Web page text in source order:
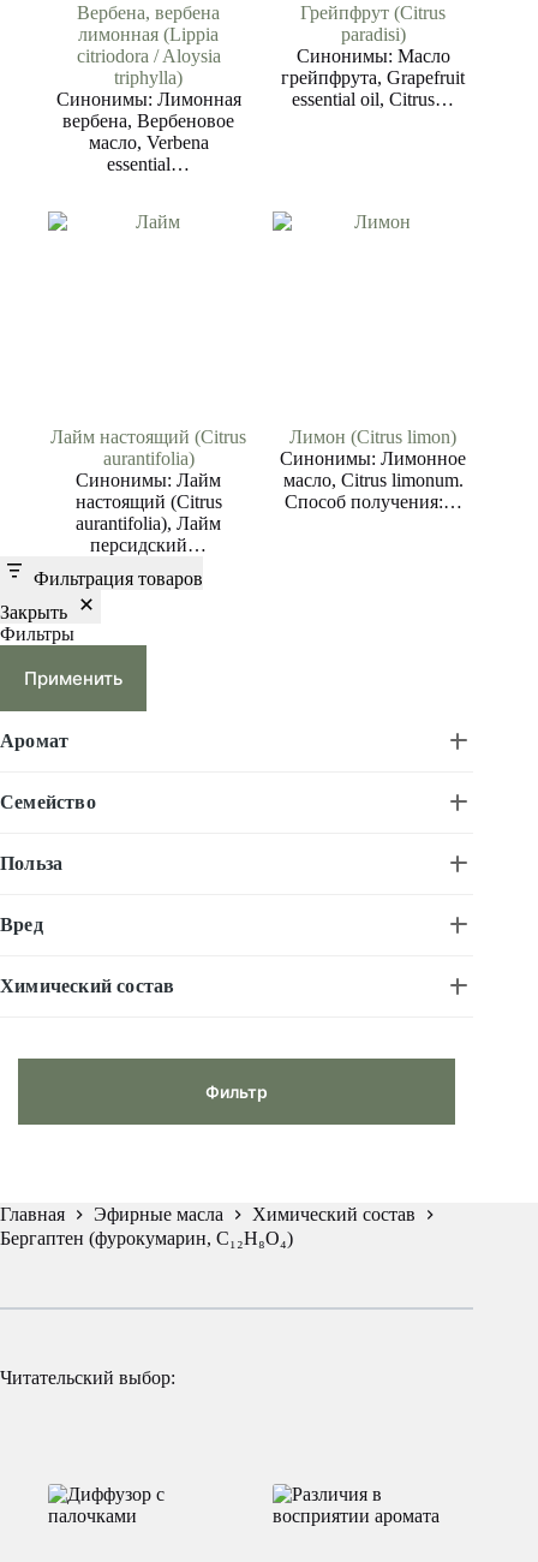
Вербена, вербена
лимонная (Lippia
citriodora / Aloysia
triphylla)
Синонимы: Лимонная
вербена, Вербеновое
масло, Verbena
essential…
Грейпфрут (Citrus
paradisi)
Синонимы: Масло
грейпфрута, Grapefruit
essential oil, Citrus…
Лайм настоящий (Citrus
aurantifolia)
Синонимы: Лайм
настоящий (Citrus
aurantifolia), Лайм
персидский…
Лимон (Citrus limon)
Синонимы: Лимонное
масло, Citrus limonum.
Способ получения:…
Фильтрация товаров
Закрыть
Фильтры
Применить
Аромат
Семейство
Польза
Вред
Химический состав
Фильтр
Главная Эфирные масла
Химический состав
Бергаптен (фурокумарин, C₁₂H₈O₄)
Читательский выбор: